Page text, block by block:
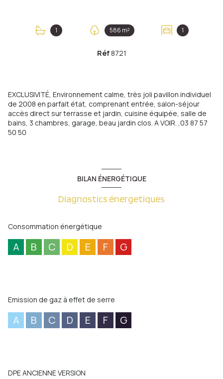
1 586 m² 1
Réf 8721
EXCLUSIVITÉ, Environnement calme, très joli pavillon individuel
de 2008 en parfait état, comprenant entrée, salon-séjour
accès direct sur terrasse et jardin, cuisine équipée, salle de
bains, 3 chambres, garage, beau jardin clos. A VOIR. ,03 87 57
50 50
BILAN ÉNERGÉTIQUE
Diagnostics énergetiques
Consommation énergétique
A B C D E F G
Emission de gaz à effet de serre
A B C D E F G
DPE ANCIENNE VERSION